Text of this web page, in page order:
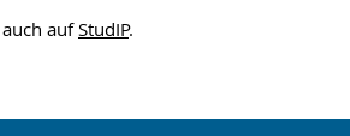
aufStudIP.